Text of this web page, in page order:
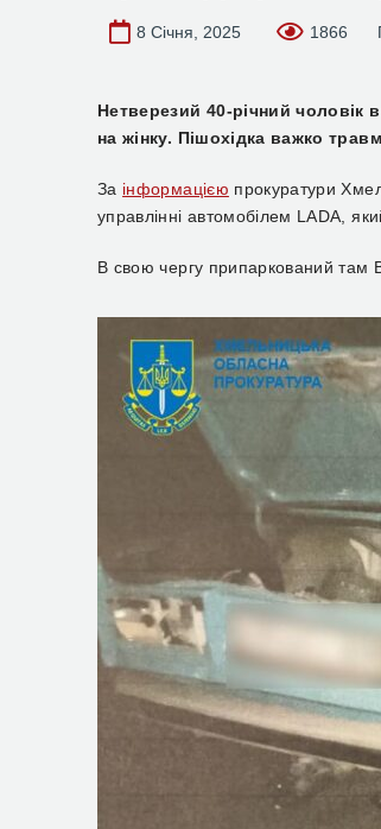
8 Січня, 2025 1866
Нетверезий 40-річний чоловік
на жінку. Пішохідка важко
За інформацією прокуратури
управлінні автомобілем LADA,
В свою чергу припаркований там